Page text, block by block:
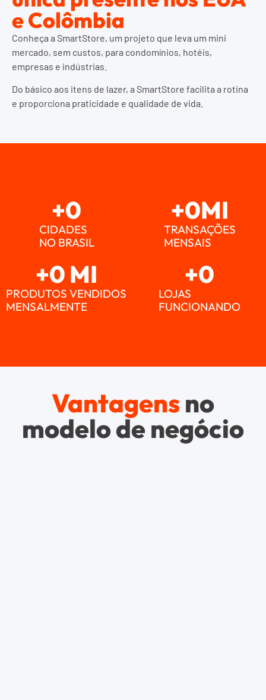
e Colômbia
Conheça a SmartStore, um projeto que leva um mini
mercado, sem custos, para condomínios, hotéis,
empresas e indústrias.
Do básico aos itens de lazer, a SmartStore facilita a rotina
e proporciona praticidade e qualidade de vida.
CIDADES
NO BRASIL
+0
TRANSAÇÕES
MENSAIS
+0MI
PRODUTOS VENDIDOS
MENSALMENTE
+0 MI
LOJAS
FUNCIONANDO
+0
Vantagensno
modelo de negócio